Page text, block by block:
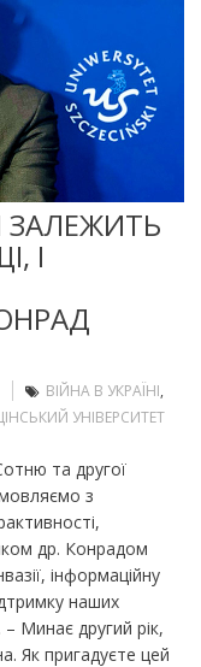
ЗАЛЕЖИТЬ
І
ВІЙНА В УКРАЇНІ,
УНІВЕРСИТЕТ
та другої
з
др. Конрадом
інформаційну
наших
– Минає другий рік,
Як пригадуєте цей